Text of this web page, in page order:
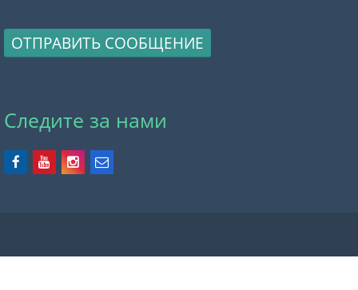
ОТПРАВИТЬ СООБЩЕНИЕ
Следите за нами